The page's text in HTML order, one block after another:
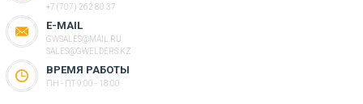
+7 (707) 262 80 37
E-MAIL
GWSALES@MAIL.RU
SALES@GWELDERS.KZ
ВРЕМЯ РАБОТЫ
ПН - ПТ 9:00 - 18:00